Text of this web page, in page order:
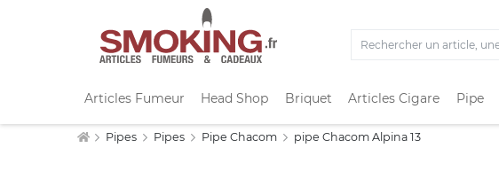
Articles Fumeur Head Shop Briquet Articles Cigare Pipe
Pipes Pipes Pipe Chacom pipe Chacom Alpina 13